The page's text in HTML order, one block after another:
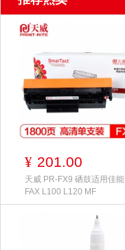
¥ 201.00
天威 PR-FX9 硒鼓适用佳能
FAX L100 L120 MF